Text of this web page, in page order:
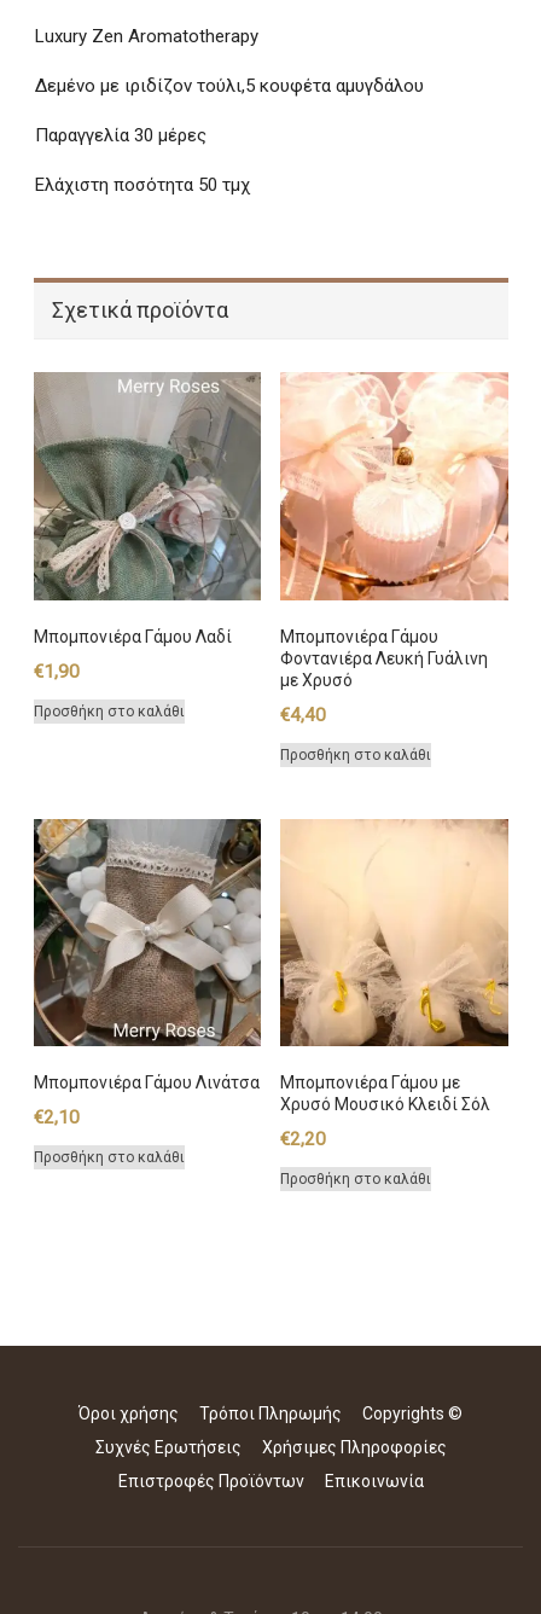
Luxury Zen Aromatotherapy
Δεμένο με ιριδίζον τούλι,5 κουφέτα αμυγδάλου
Παραγγελία 30 μέρες
Ελάχιστη ποσότητα 50 τμχ
Σχετικά προϊόντα
Μπομπονιέρα Γάμου Λαδί
€1,90
Προσθήκη στο καλάθι
Μπομπονιέρα Γάμου
Φοντανιέρα Λευκή Γυάλινη
με Χρυσό
€4,40
Προσθήκη στο καλάθι
Μπομπονιέρα Γάμου Λινάτσα
€2,10
Προσθήκη στο καλάθι
Μπομπονιέρα Γάμου με
Χρυσό Μουσικό Κλειδί Σόλ
€2,20
Προσθήκη στο καλάθι
Όροι χρήσης Τρόποι Πληρωμής
Copyrights ©
Συχνές Ερωτήσεις
Χρήσιμες Πληροφορίες
Επιστροφές Προϊόντων
Επικοινωνία